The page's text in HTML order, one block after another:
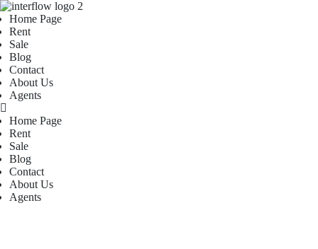
Home Page
Rent
Sale
Blog
Contact
About Us
Agents
Home Page
Rent
Sale
Blog
Contact
About Us
Agents